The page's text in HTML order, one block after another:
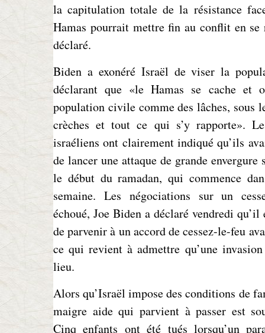
la capitulation totale de la résistance
Hamas pourrait mettre fin au conflit en
déclaré.
Biden a exonéré Israël de viser la
déclarant que «le Hamas se cache et
population civile comme des lâches, sous
crèches et tout ce qui s’y rapporte».
israéliens ont clairement indiqué qu’ils
de lancer une attaque de grande envergure
le début du ramadan, qui commence
semaine. Les négociations sur un
échoué, Joe Biden a déclaré vendredi
de parvenir à un accord de cessez-le-feu
ce qui revient à admettre qu’une
lieu.
Alors qu’Israël impose des conditions de
maigre aide qui parvient à passer est
Cinq enfants ont été tués lorsqu’un